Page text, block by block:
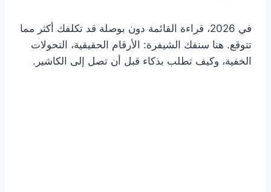
في 2026، قراءة القائمة دون بوصلة قد تكلفك أكثر مما
تتوقع. هنا سنفك الشيفرة: الأرقام الحقيقية، التحولات
الخفية، وكيف تطلب بذكاء قبل أن تصل إلى الكاشير.